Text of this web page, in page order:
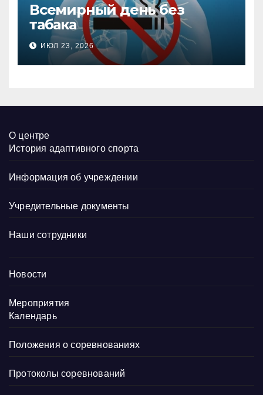
Всемирный день без
табака
ИЮЛ 23, 2026
О центре
История адаптивного спорта
Информация об учреждении
Учредительные документы
Наши сотрудники
Новости
Мероприятия
Календарь
Положения о соревнованиях
Протоколы соревнований